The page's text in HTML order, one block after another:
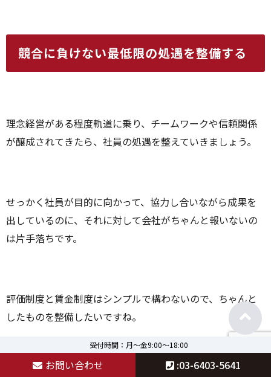
受付時間：月～金9:00～18:00
お問い合わせ :03-6403-5641
競合に負けない最低限の処遇を整備する
理念経営がある程度軌道に乗り、チームワークや信頼関係
が醸成されてきたら、社員の処遇を整えていきましょう。
せっかく社員が目的に向かって、協力し合いながら成果を
出しているのに、それに対して会社がちゃんと報いないの
は片手落ちです。
評価制度と賃金制度はシンプルで構わないので、ちゃんと
したものを整備したいですね。